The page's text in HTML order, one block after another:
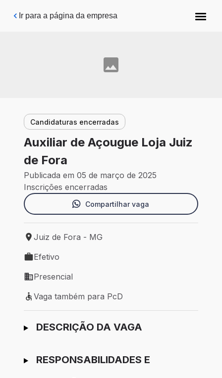
Pular para o conteúdo principal
Ir para a página da empresa
Candidaturas encerradas
Auxiliar de Açougue Loja Juiz
de Fora
Publicada em 05 de março de 2025
Inscrições encerradas
Compartilhar vaga
Local de trabalho: Juiz de Fora - MG
Juiz de Fora - MG
Tipo de vaga: Efetivo
Efetivo
Modelo de trabalho: Presencial
Presencial
Vaga também para PcD
Vaga também para PcD
Ir para candidatura
DESCRIÇÃO DA VAGA
RESPONSABILIDADES E